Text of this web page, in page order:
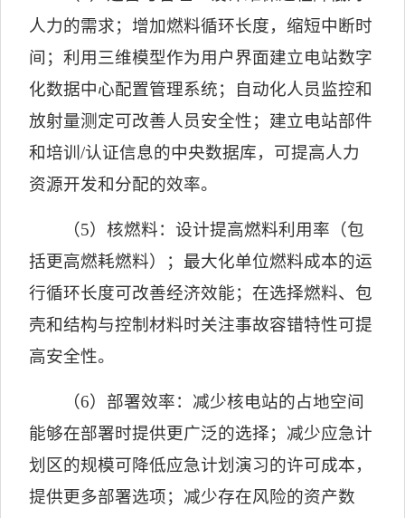
人力的需求；增加燃料循环长度，缩短中断时
间；利用三维模型作为用户界面建立电站数字
化数据中心配置管理系统；自动化人员监控和
放射量测定可改善人员安全性；建立电站部件
和培训/认证信息的中央数据库，可提高人力
资源开发和分配的效率。
（5）核燃料：设计提高燃料利用率（包
括更高燃耗燃料）；最大化单位燃料成本的运
行循环长度可改善经济效能；在选择燃料、包
壳和结构与控制材料时关注事故容错特性可提
高安全性。
（6）部署效率：减少核电站的占地空间
能够在部署时提供更广泛的选择；减少应急计
划区的规模可降低应急计划演习的许可成本，
提供更多部署选项；减少存在风险的资产数